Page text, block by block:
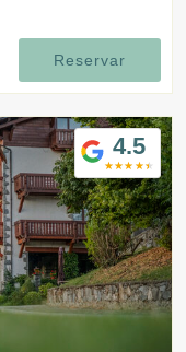
Reservar
4.5